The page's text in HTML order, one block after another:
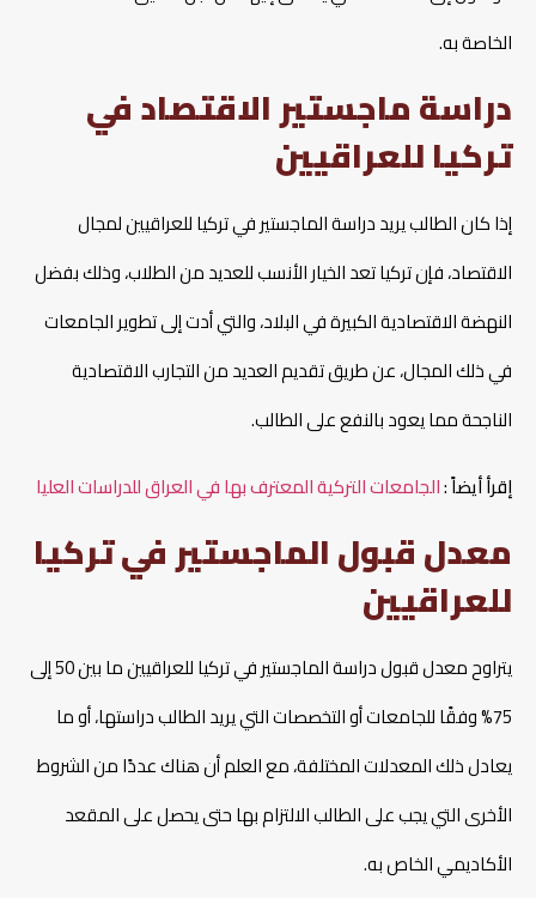
الخاصة به.
دراسة ماجستير الاقتصاد في
تركيا للعراقيين
إذا كان الطالب يريد دراسة الماجستير في تركيا للعراقيين لمجال
الاقتصاد، فإن تركيا تعد الخيار الأنسب للعديد من الطلاب، وذلك بفضل
النهضة الاقتصادية الكبيرة في البلاد، والتي أدت إلى تطوير الجامعات
في ذلك المجال، عن طريق تقديم العديد من التجارب الاقتصادية
الناجحة مما يعود بالنفع على الطالب.
إقرأ أيضاً :الجامعات التركية المعترف بها في العراق للدراسات العليا
معدل قبول الماجستير في تركيا
للعراقيين
يتراوح معدل قبول دراسة الماجستير في تركيا للعراقيين ما بين 50 إلى
75% وفقًا للجامعات أو التخصصات التي يريد الطالب دراستها، أو ما
يعادل ذلك المعدلات المختلفة، مع العلم أن هناك عددًا من الشروط
الأخرى التي يجب على الطالب الالتزام بها حتى يحصل على المقعد
الأكاديمي الخاص به.